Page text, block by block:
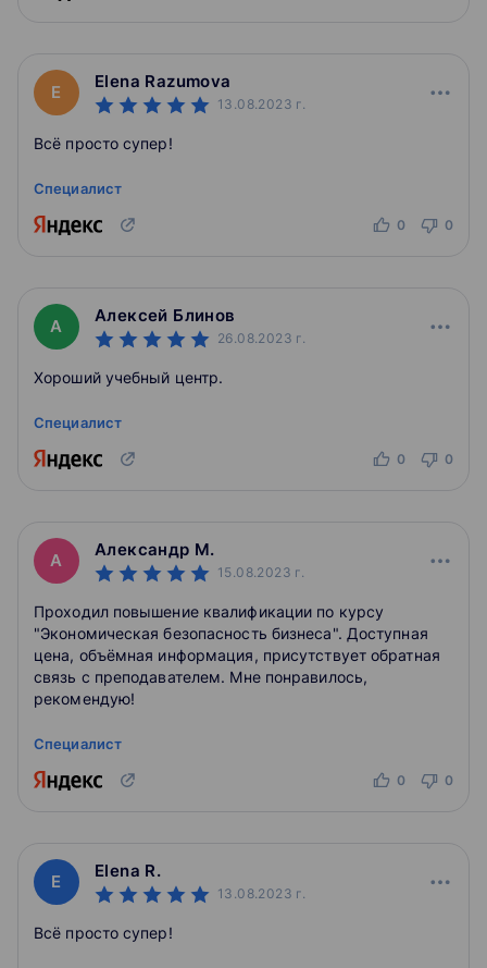
E
Elena Razumova
13.08.2023 г.
Всё просто супер!
Специалист
0 0
А
Алексей Блинов
26.08.2023 г.
Хороший учебный центр.
Специалист
0 0
А
Александр М.
15.08.2023 г.
Проходил повышение квалификации по курсу
"Экономическая безопасность бизнеса". Доступная
цена, объёмная информация, присутствует обратная
связь с преподавателем. Мне понравилось,
рекомендую!
Специалист
0 0
E
Elena R.
13.08.2023 г.
Всё просто супер!